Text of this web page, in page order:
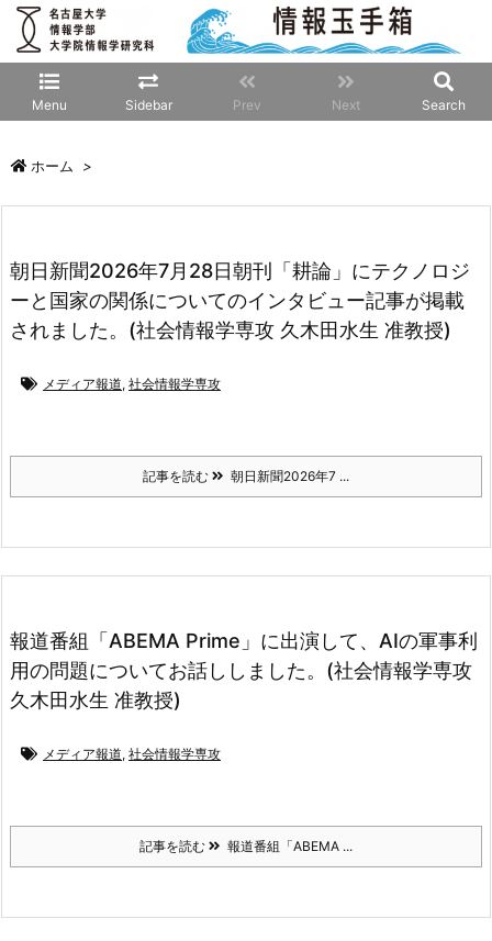
Menu Sidebar Prev Next Search
ホーム >
朝日新聞2026年7月28日朝刊「耕論」にテクノロジ
ーと国家の関係についてのインタビュー記事が掲載
されました。(社会情報学専攻 久木田水生 准教授)
メディア報道, 社会情報学専攻
記事を読む 朝日新聞2026年7 ...
報道番組「ABEMA Prime」に出演して、AIの軍事利
用の問題についてお話ししました。(社会情報学専攻
久木田水生 准教授)
メディア報道, 社会情報学専攻
記事を読む 報道番組「ABEMA ...